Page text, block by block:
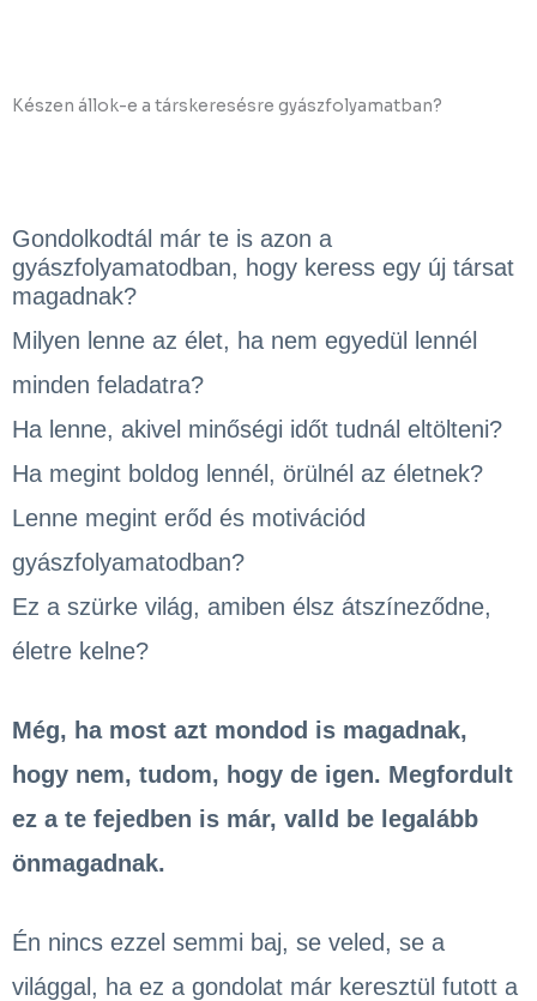
Készen állok-e a társkeresésre gyászfolyamatban?
Gondolkodtál már te is azon a
gyászfolyamatodban, hogy keress egy új társat
magadnak?
Milyen lenne az élet, ha nem egyedül lennél
minden feladatra?
Ha lenne, akivel minőségi időt tudnál eltölteni?
Ha megint boldog lennél, örülnél az életnek?
Lenne megint erőd és motivációd
gyászfolyamatodban?
Ez a szürke világ, amiben élsz átszíneződne,
életre kelne?
Még, ha most azt mondod is magadnak,
hogy nem, tudom, hogy de igen. Megfordult
ez a te fejedben is már, valld be legalább
önmagadnak.
Én nincs ezzel semmi baj, se veled, se a
világgal, ha ez a gondolat már keresztül futott a